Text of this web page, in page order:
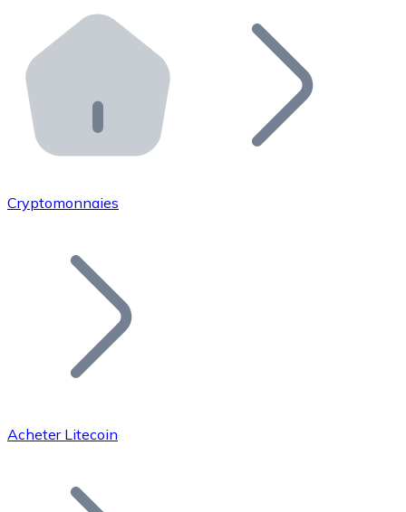
Distributeurs automatiques Bitnovo
Intégrez un ATM Bitnovo dans votre entreprise et
API Bitnovo
Intégrez notre API dans votre écosystème.
Rejoignez notre réseau de distributeurs et
Ajoutez le token de votre projet à notre service
Bitcoin
Cryptomonnaies
Acheter Litecoin